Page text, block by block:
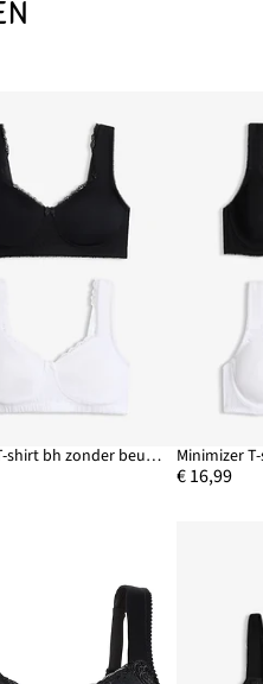
Minimizer T-shirt bh zonder beugels met biologisch katoen (set van 2)
€ 16,99